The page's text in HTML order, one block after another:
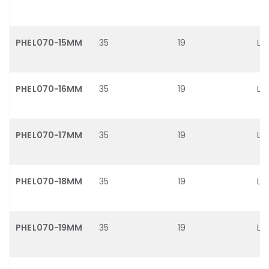
PHE L070-15MM 35 19
PHE L070-16MM 35 19
PHE L070-17MM 35 19
PHE L070-18MM 35 19
PHE L070-19MM 35 19